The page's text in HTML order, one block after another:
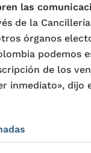
las
de la
órganos
podemos
de los
inmediato», dijo